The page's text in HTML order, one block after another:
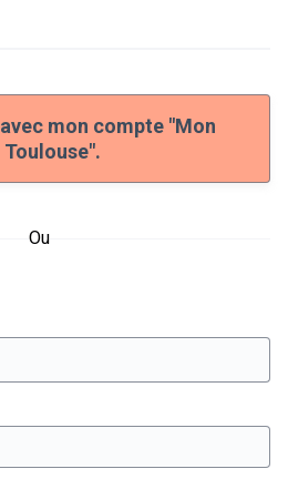
mon compte "Mon
Toulouse".
Ou
obligatoire